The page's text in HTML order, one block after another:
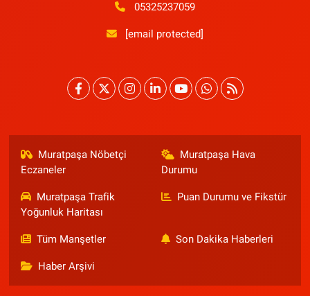
05325237059
[email protected]
Muratpaşa Nöbetçi
Eczaneler
Muratpaşa Hava
Durumu
Muratpaşa Trafik
Yoğunluk Haritası
Puan Durumu ve Fikstür
Tüm Manşetler Son Dakika Haberleri
Haber Arşivi